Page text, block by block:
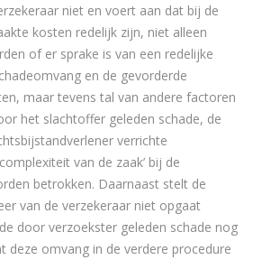
niet en voert aan dat bij de
kosten redelijk zijn, niet alleen
of er sprake is van een redelijke
en de gevorderde
maar tevens tal van andere factoren
het slachtoffer geleden schade, de
verrichte
van de zaak’ bij de
betrokken. Daarnaast stelt de
van de verzekeraar niet opgaat
door verzoekster geleden schade nog
deze omvang in de verdere procedure